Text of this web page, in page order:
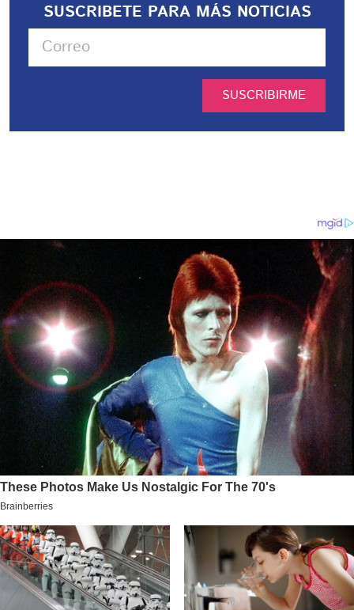
SUSCRIBETE PARA MÁS NOTICIAS
SUSCRIBIRME